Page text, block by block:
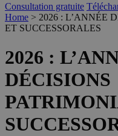
Consultation gratuite
Home > 2026 : L’ANNÉE
ET SUCCESSORALES
2026 :
DÉCISIONS